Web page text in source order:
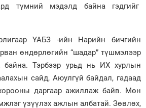
түмний мэдэлд байна гэдгийг
ҮАБЗ -ийн Нарийн бичгийн
өндөрлөгийн “шадар” түшмэлээр
Тэрбээр урьд нь ИХ хурлын
сайд, Аюулгүй байдал, гадаад
даргаар ажиллаж байв. Мөн
үзүүлэх ажлын албатай. Зөвлөх,